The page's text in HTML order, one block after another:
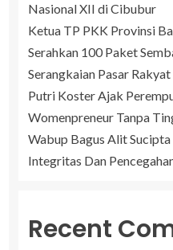
Nasional XII di Cibubur
Ketua TP PKK Provinsi
Serahkan 100 Paket
Serangkaian Pasar
Putri Koster Ajak
Womenpreneur Tanpa
Wabup Bagus Alit
Integritas Dan
Recent